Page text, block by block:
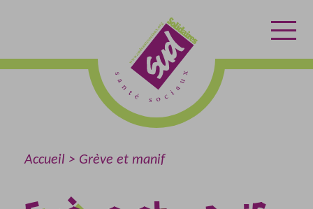
contenu
menu
l'accueil
Accueil Grève et manif